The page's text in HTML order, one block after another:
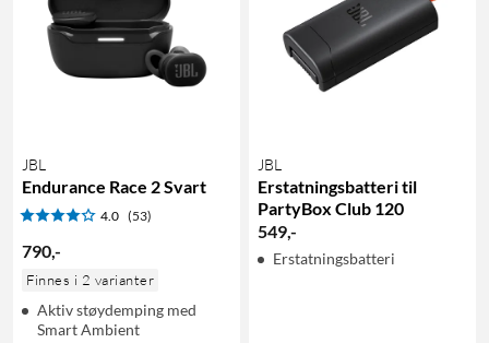
JBL
Endurance Race 2 Svart
4.0 (53)
790,-
Finnes i 2 varianter
Aktiv støydemping med
Smart Ambient
JBL
Erstatningsbatteri til
PartyBox Club 120
549,-
Erstatningsbatteri